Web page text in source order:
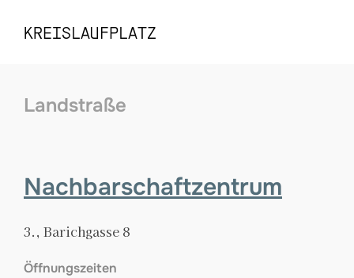
KREISLAUFPLATZ
Landstraße
Nachbarschaftzentrum
3., Barichgasse 8
Öffnungszeiten